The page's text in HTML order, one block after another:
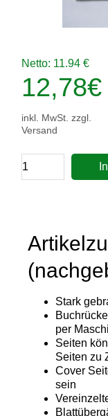
Netto: 11.94 €
12,78€
inkl. MwSt. zzgl.
Versand